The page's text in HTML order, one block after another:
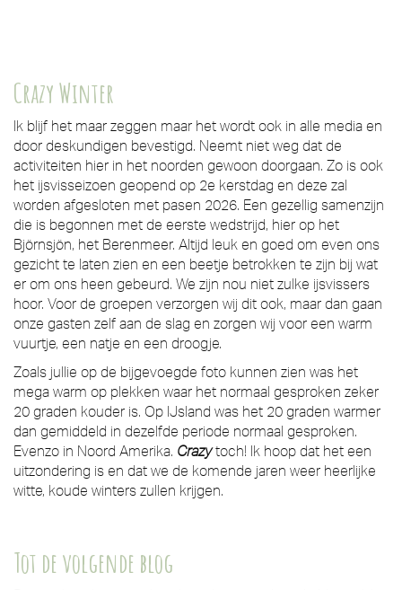
Crazy Winter
Ik blijf het maar zeggen maar het wordt ook in alle media en
door deskundigen bevestigd. Neemt niet weg dat de
activiteiten hier in het noorden gewoon doorgaan. Zo is ook
het ijsvisseizoen geopend op 2e kerstdag en deze zal
worden afgesloten met pasen 2026. Een gezellig samenzijn
die is begonnen met de eerste wedstrijd, hier op het
Björnsjön, het Berenmeer. Altijd leuk en goed om even ons
gezicht te laten zien en een beetje betrokken te zijn bij wat
er om ons heen gebeurd. We zijn nou niet zulke ijsvissers
hoor. Voor de groepen verzorgen wij dit ook, maar dan gaan
onze gasten zelf aan de slag en zorgen wij voor een warm
vuurtje, een natje en een droogje.
Zoals jullie op de bijgevoegde foto kunnen zien was het
mega warm op plekken waar het normaal gesproken zeker
20 graden kouder is. Op IJsland was het 20 graden warmer
dan gemiddeld in dezelfde periode normaal gesproken.
Evenzo in Noord Amerika. Crazy toch! Ik hoop dat het een
uitzondering is en dat we de komende jaren weer heerlijke
witte, koude winters zullen krijgen.
Tot de volgende blog